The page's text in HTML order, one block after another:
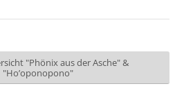
"Phönix aus der Asche" &
"Ho’oponopono"